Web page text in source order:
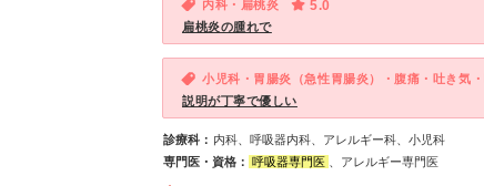
内科・扁桃炎 5.0
扁桃炎の腫れで
説明が丁寧で優しい
診療科： 内科、呼吸器内科、アレルギー科、小児科
専門医・資格： 呼吸器専門医 、アレルギー専門医